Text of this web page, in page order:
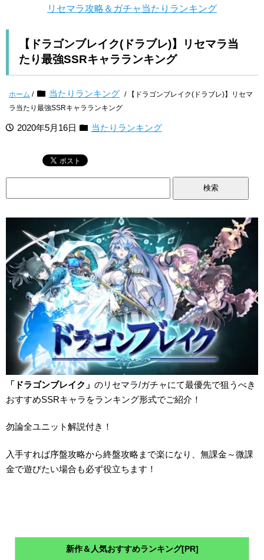
リセマラ攻略＆ガチャ当たりランキング
【ドラゴンブレイク(ドラブレ)】リセマラ当
たり最強SSRキャラランキング
ホーム / 当たりランキング / 【ドラゴンブレイク(ドラブレ)】リセマ
ラ当たり最強SSRキャラランキング
2020年5月16日 当たりランキング
「ドラゴンブレイク」 のリセマラ/ガチャにて最優先で狙うべき
おすすめSSRキャラをランキング形式でご紹介！
勿論全ユニット解説付き！
入手すれば序盤攻略から終盤攻略まで楽になり、無課金～微課
金で遊びたい場合も必ず役立ちます！
新作＆人気おすすめランキング[PR]